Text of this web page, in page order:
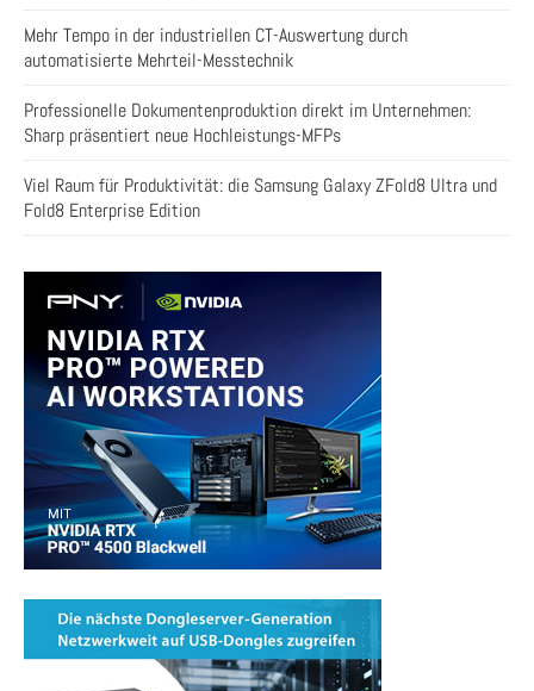
Mehr Tempo in der industriellen CT-Auswertung durch
automatisierte Mehrteil-Messtechnik
Professionelle Dokumentenproduktion direkt im Unternehmen:
Sharp präsentiert neue Hochleistungs-MFPs
Viel Raum für Produktivität: die Samsung Galaxy ZFold8 Ultra und
Fold8 Enterprise Edition